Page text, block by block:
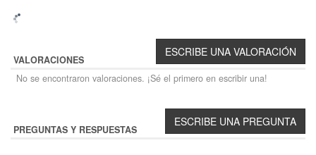
VALORACIONES
No se encontraron valoraciones. ¡Sé el primero en escribir una!
PREGUNTAS Y RESPUESTAS